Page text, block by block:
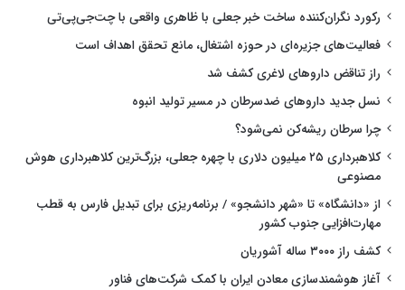
رکورد نگران‌کننده ساخت خبر جعلی با ظاهری واقعی با چت‌جی‌پی‌تی
فعالیت‌های جزیره‌ای در حوزه اشتغال، مانع تحقق اهداف است
راز تناقض داروهای لاغری کشف شد
نسل جدید داروهای ضدسرطان در مسیر تولید انبوه
چرا سرطان ریشه‌کن نمی‌شود؟
کلاهبرداری ۲۵ میلیون دلاری با چهره جعلی، بزرگ‌ترین کلاهبرداری هوش
مصنوعی
از «دانشگاه» تا «شهر دانشجو» / برنامه‌ریزی برای تبدیل فارس به قطب
مهارت‌افزایی جنوب کشور
کشف راز ۳۰۰۰ ساله آشوریان
آغاز هوشمندسازی معادن ایران با کمک شرکت‌های فناور